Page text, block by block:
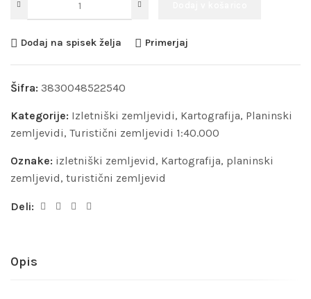
Dodaj na spisek želja Primerjaj
Šifra: 3830048522540
Kategorije: Izletniški zemljevidi, Kartografija, Planinski
zemljevidi, Turistični zemljevidi 1:40.000
Oznake: izletniški zemljevid, Kartografija, planinski
zemljevid, turistični zemljevid
Deli:
Opis